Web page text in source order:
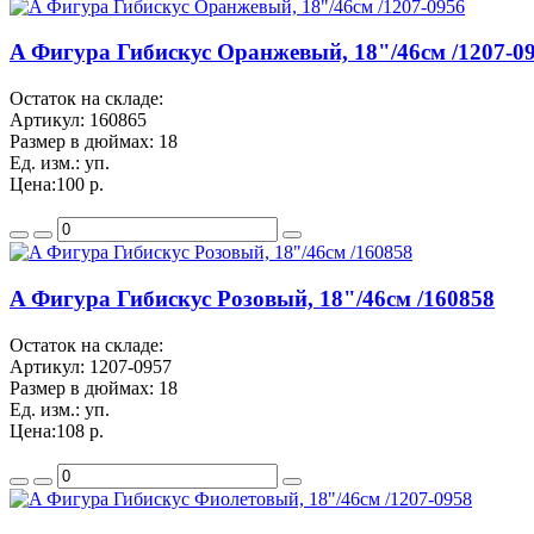
A Фигура Гибискус Оранжевый, 18"/46см /1207-
Остаток на складе:
Артикул: 160865
Размер в дюймах: 18
Ед. изм.: уп.
Цена:100 р.
A Фигура Гибискус Розовый, 18"/46см /160858
Остаток на складе:
Артикул: 1207-0957
Размер в дюймах: 18
Ед. изм.: уп.
Цена:108 р.